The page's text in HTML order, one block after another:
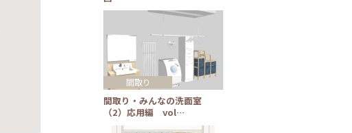
間取り・みんなの洗面室
（2）応用編 vol…
間取り